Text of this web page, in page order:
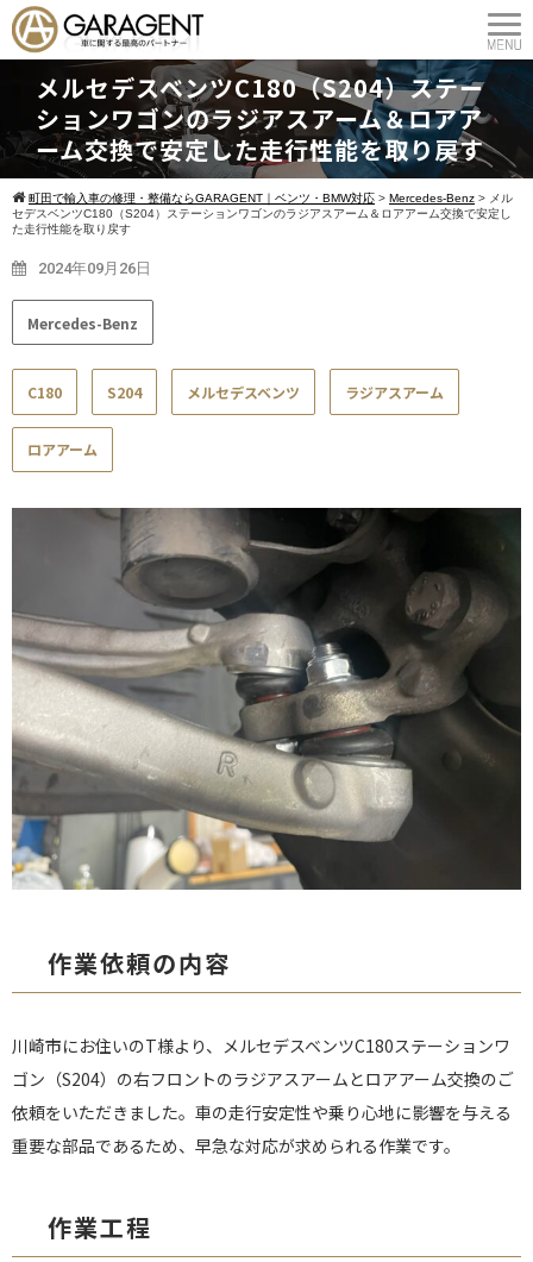
メルセデスベンツC180（S204）ステー
ションワゴンのラジアスアーム＆ロアア
ーム交換で安定した走行性能を取り戻す
町田で輸入車の修理・整備ならGARAGENT｜ベンツ・BMW対応 > Mercedes-Benz > メル
セデスベンツC180（S204）ステーションワゴンのラジアスアーム＆ロアアーム交換で安定し
た走行性能を取り戻す
2024年09月26日
Mercedes-Benz
C180 S204 メルセデスベンツ ラジアスアーム
ロアアーム
作業依頼の内容
川崎市にお住いのT様より、メルセデスベンツC180ステーションワ
ゴン（S204）の右フロントのラジアスアームとロアアーム交換のご
依頼をいただきました。車の走行安定性や乗り心地に影響を与える
重要な部品であるため、早急な対応が求められる作業です。
作業工程